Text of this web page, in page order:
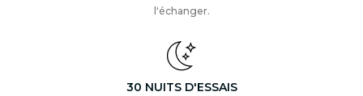
l'échanger.
30 NUITS D'ESSAIS